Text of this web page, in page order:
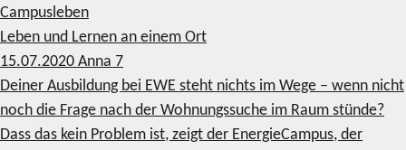
Campusleben
Leben und Lernen an einem Ort
15.07.2020 Anna 7
Deiner Ausbildung bei EWE steht nichts im Wege – wenn nicht
noch die Frage nach der Wohnungssuche im Raum stünde?
Dass das kein Problem ist, zeigt der EnergieCampus, der